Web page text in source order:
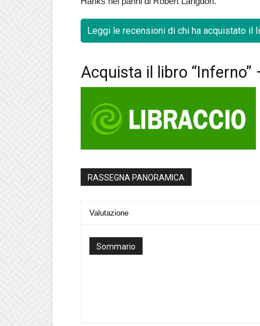
Leggi le recensioni di chi ha acquistato il
Acquista il libro “Inferno”
RASSEGNA PANORAMICA
Valutazione
Sommario